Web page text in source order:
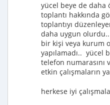
yücel beye de
toplantı hakkında
toplantıyı
daha uygun olurdu..
bir kişi veya kurum
yapılamadı.. yücel
telefon numarasını
etkin çalışmaların
herkese iyi